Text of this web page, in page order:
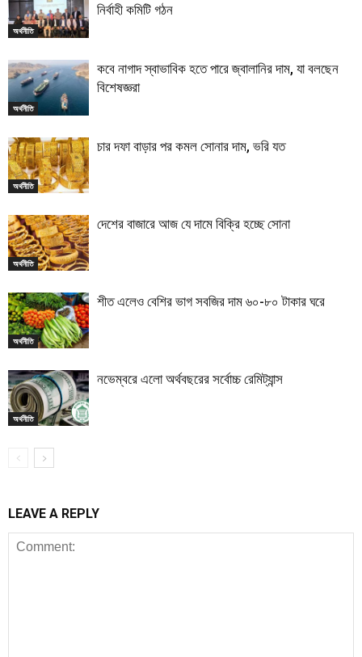
অর্থনীতি
নির্বাহী কমিটি গঠন
অর্থনীতি
কবে নাগাদ স্বাভাবিক হতে পারে জ্বালানির দাম, যা বলছেন
বিশেষজ্ঞরা
অর্থনীতি
চার দফা বাড়ার পর কমল সোনার দাম, ভরি যত
অর্থনীতি
দেশের বাজারে আজ যে দামে বিক্রি হচ্ছে সোনা
অর্থনীতি
শীত এলেও বেশির ভাগ সবজির দাম ৬০-৮০ টাকার ঘরে
অর্থনীতি
নভেম্বরে এলো অর্থবছরের সর্বোচ্চ রেমিট্যান্স
LEAVE A REPLY